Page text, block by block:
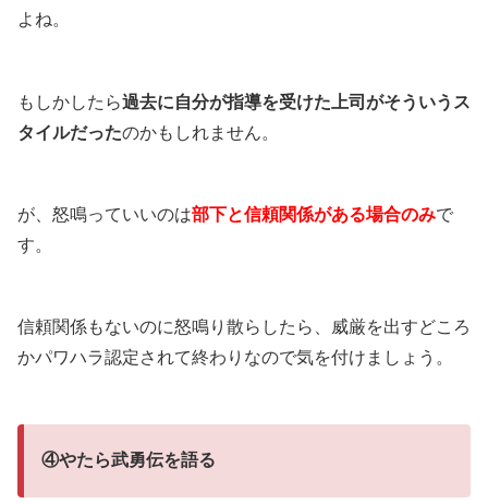
よね。
もしかしたら過去に自分が指導を受けた上司がそういうス
タイルだったのかもしれません。
が、怒鳴っていいのは部下と信頼関係がある場合のみで
す。
信頼関係もないのに怒鳴り散らしたら、威厳を出すどころ
かパワハラ認定されて終わりなので気を付けましょう。
④やたら武勇伝を語る